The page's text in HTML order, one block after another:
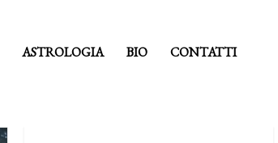
ASTROLOGIA BIO CONTATTI